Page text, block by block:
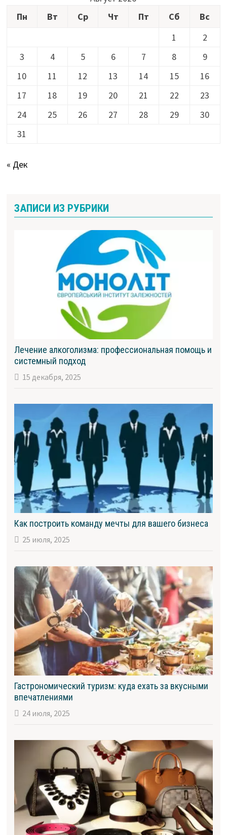
Пн
Вт Ср Чт Пт Сб
Вс
1
2
3
4 5 6 7 8
9
10
11 12 13 14 15
16
17
18 19 20 21 22
23
24
25 26 27 28 29
30
31
« Дек
ЗАПИСИ ИЗ РУБРИКИ
Лечение алкоголизма: профессиональная помощь и
системный подход
15 декабря, 2025
Как построить команду мечты для вашего бизнеса
25 июля, 2025
Гастрономический туризм: куда ехать за вкусными
впечатлениями
24 июля, 2025